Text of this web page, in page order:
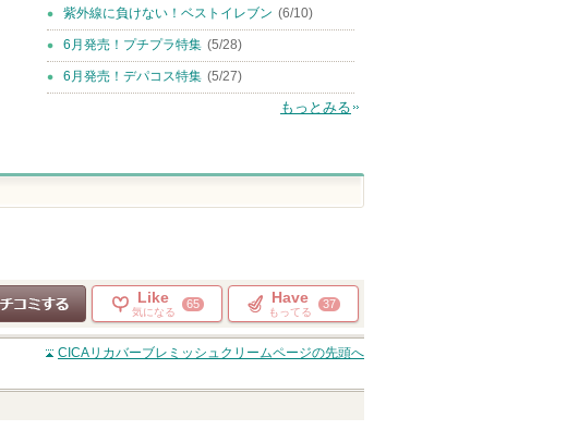
紫外線に負けない！ベストイレブン (6/10)
6月発売！プチプラ特集 (5/28)
6月発売！デパコス特集 (5/27)
もっとみる
クチコミする
Like
気になる
65 Have
もってる
37
CICAリカバーブレミッシュクリームページの先頭へ